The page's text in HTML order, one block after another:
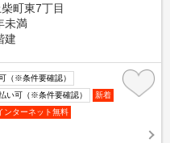
町東7丁目
未満
建
（※条件要確認）
い可（※条件要確認）
新着
ンターネット無料